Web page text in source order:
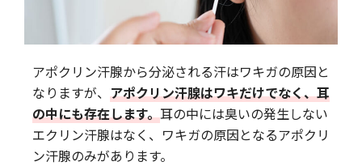
アポクリン汗腺から分泌される汗はワキガの原因と
なりますが、 アポクリン汗腺はワキだけでなく、耳
の中にも存在します。耳の中には臭いの発生しない
エクリン汗腺はなく、ワキガの原因となるアポクリ
ン汗腺のみがあります。